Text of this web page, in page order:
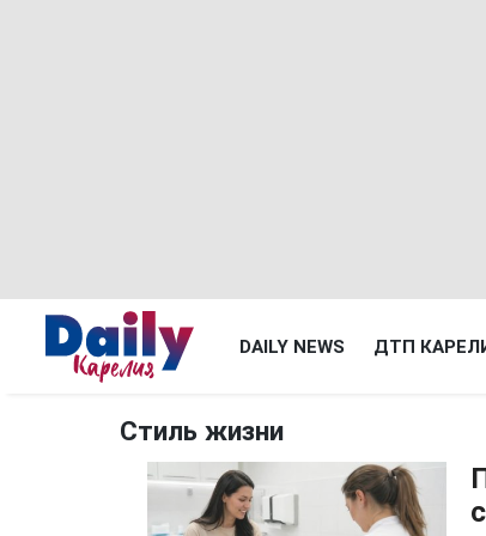
DAILY NEWS ДТП
Стиль жизни